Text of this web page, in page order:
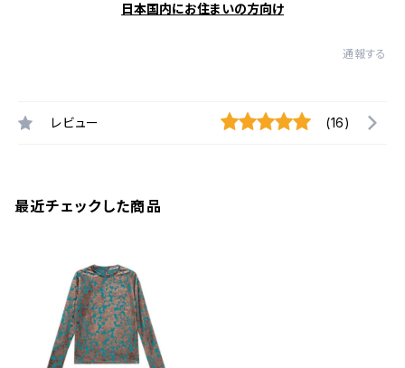
日本国内にお住まいの方向け
通報する
レビュー (16)
最近チェックした商品